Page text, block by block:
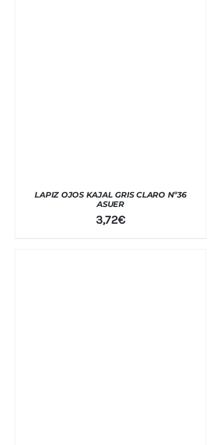
LAPIZ OJOS KAJAL GRIS CLARO Nº36
ASUER
3,72€